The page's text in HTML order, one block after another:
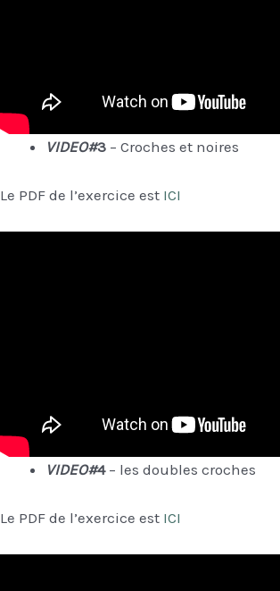
VIDEO#3 – Croches et noires
Le PDF de l’exercice est ICI
VIDEO#4 – les doubles croches
Le PDF de l’exercice est ICI